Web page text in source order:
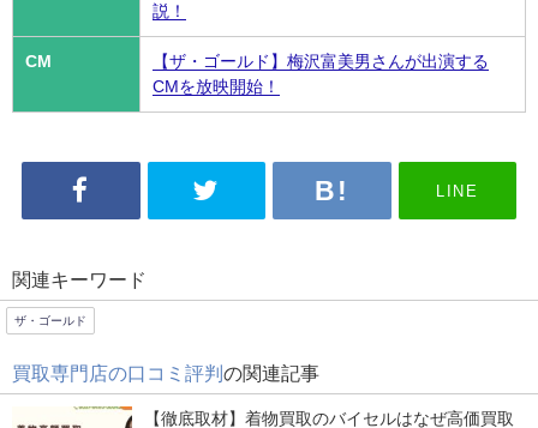
説！
CM
【ザ・ゴールド】梅沢富美男さんが出演する
CMを放映開始！
LINE
関連キーワード
ザ・ゴールド
買取専門店の口コミ評判 の関連記事
【徹底取材】着物買取のバイセルはなぜ高価買取